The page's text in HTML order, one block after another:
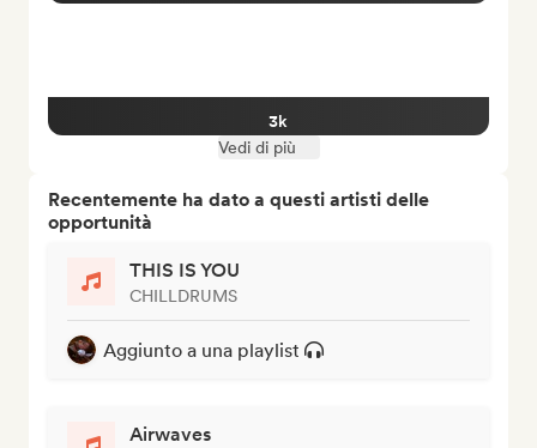
3k
Vedi di più
Recentemente ha dato a questi artisti delle
opportunità
THIS IS YOU
CHILLDRUMS
Aggiunto a una playlist
Airwaves